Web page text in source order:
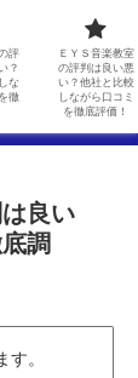
アバロン ミュージックスクールの評判は良い悪い？他社と比較しながら口コミを徹底評価！
椿音楽教室の評判は良い悪い？他社と比較しながら口コミを徹底評価！
良い
調
。
評
？
な
徹
ＥＹＳ音楽教室
の評判は良い悪
い？他社と比較
しながら口コミ
を徹底評価！